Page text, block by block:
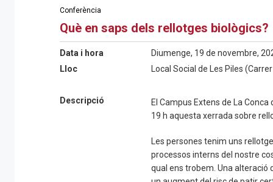
Conferència
Què en saps dels rellotges biològics?
Data i hora
Diumenge, 19 de novembre,
Lloc
Local Social de Les Piles
Descripció
El Campus Extens de La
19 h aquesta xerrada sobre
Les persones tenim uns
processos interns del nostre
qual ens trobem. Una alteració